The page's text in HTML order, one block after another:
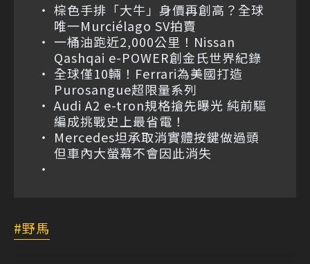
棕色手排「大牛」身價再創高？全球
唯一Murciélago SV拍賣
一桶油跑近2,000公里！Nissan
Qashqai e-POWER創金氏世界紀錄
全球僅10輛！Ferrari為美國打造
Purosangue超限量系列
Audi A2 e-tron規格搶先曝光 純前驅
編成挑戰史上最省電！
Mercedes坦承取消實體按鍵做過頭
但車內大螢幕不會因此消失
野馬